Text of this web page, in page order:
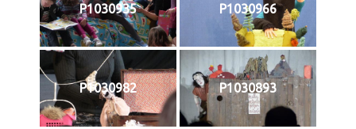
P1030935 P1030966
P1030982 P1030893